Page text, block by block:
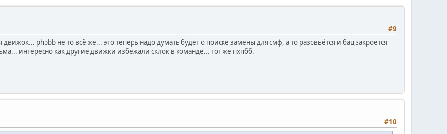
#9
движок... phpbb не то всё же... это теперь надо думать будет о поиске замены для смф, а то разовьётся и бац закроется
интересно как другие движки избежали склок в команде... тот же пхпбб.
#10